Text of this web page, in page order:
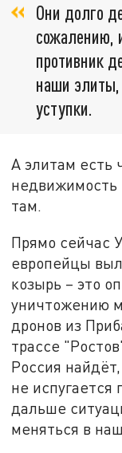
Они долго
сожалению,
противник
наши элиты,
уступки.
А элитам есть
недвижимость
там.
Прямо сейчас
европейцы
козырь – это
уничтожению
дронов из
трассе
Россия
не испугается
дальше
меняться в